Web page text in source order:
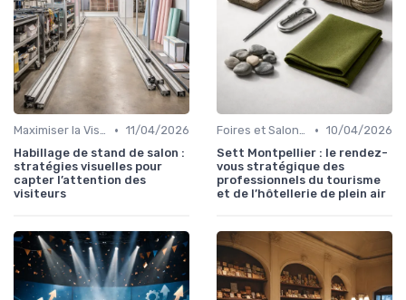
Maximiser la Visibilité de Votre Stand • 11/04/2026
Habillage de stand de salon :
stratégies visuelles pour
capter l’attention des
visiteurs
Foires et Salons Grand Public • 10/04/2026
Sett Montpellier : le rendez-
vous stratégique des
professionnels du tourisme
et de l’hôtellerie de plein air